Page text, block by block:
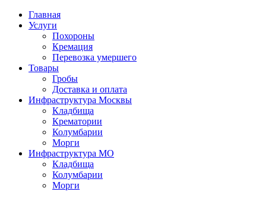
Главная
Услуги
Похороны
Кремация
Перевозка умершего
Товары
Гробы
Доставка и оплата
Инфраструктура Москвы
Кладбища
Крематории
Колумбарии
Морги
Инфраструктура МО
Кладбища
Колумбарии
Морги